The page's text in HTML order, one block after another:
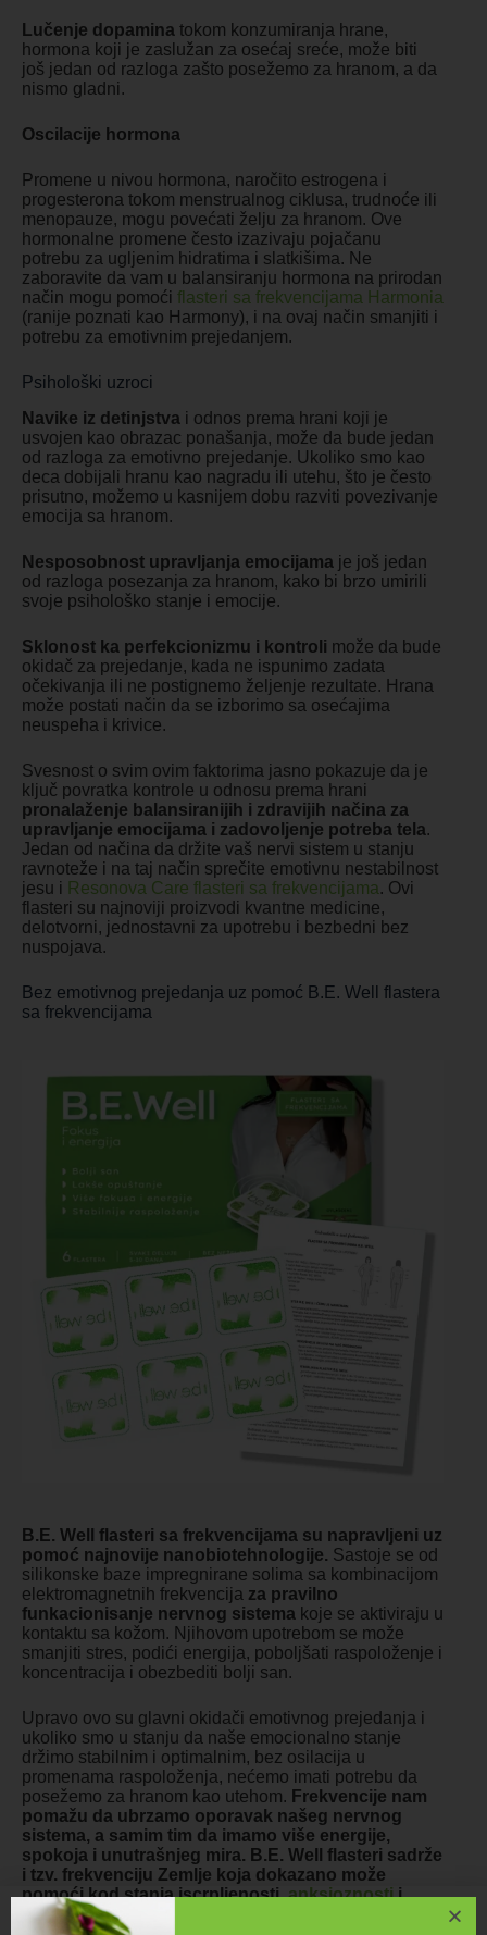
Lučenje dopamina tokom konzumiranja hrane,
hormona koji je zaslužan za osećaj sreće, može biti
još jedan od razloga zašto posežemo za hranom, a da
nismo gladni.
Oscilacije hormona
Promene u nivou hormona, naročito estrogena i
progesterona tokom menstrualnog ciklusa, trudnoće ili
menopauze, mogu povećati želju za hranom. Ove
hormonalne promene često izazivaju pojačanu
potrebu za ugljenim hidratima i slatkišima. Ne
zaboravite da vam u balansiranju hormona na prirodan
način mogu pomoći flasteri sa frekvencijama Harmonia
(ranije poznati kao Harmony), i na ovaj način smanjiti i
potrebu za emotivnim prejedanjem.
Psihološki uzroci
Navike iz detinjstva i odnos prema hrani koji je
usvojen kao obrazac ponašanja, može da bude jedan
od razloga za emotivno prejedanje. Ukoliko smo kao
deca dobijali hranu kao nagradu ili utehu, što je često
prisutno, možemo u kasnijem dobu razviti povezivanje
emocija sa hranom.
Nesposobnost upravljanja emocijama je još jedan
od razloga posezanja za hranom, kako bi brzo umirili
svoje psihološko stanje i emocije.
Sklonost ka perfekcionizmu i kontroli može da bude
okidač za prejedanje, kada ne ispunimo zadata
očekivanja ili ne postignemo željenje rezultate. Hrana
može postati način da se izborimo sa osećajima
neuspeha i krivice.
Svesnost o svim ovim faktorima jasno pokazuje da je
ključ povratka kontrole u odnosu prema hrani
pronalaženje balansiranijih i zdravijih načina za
upravljanje emocijama i zadovoljenje potreba tela.
Jedan od načina da držite vaš nervi sistem u stanju
ravnoteže i na taj način sprečite emotivnu nestabilnost
jesu i Resonova Care flasteri sa frekvencijama. Ovi
flasteri su najnoviji proizvodi kvantne medicine,
delotvorni, jednostavni za upotrebu i bezbedni bez
nuspojava.
Bez emotivnog prejedanja uz pomoć B.E. Well flastera
sa frekvencijama
B.E. Well flasteri sa frekvencijama su napravljeni uz
pomoć najnovije nanobiotehnologije. Sastoje se od
silikonske baze impregnirane solima sa kombinacijom
elektromagnetnih frekvencija za pravilno
funkacionisanje nervnog sistema koje se aktiviraju u
kontaktu sa kožom. Njihovom upotrebom se može
smanjiti stres, podići energija, poboljšati raspoloženje i
koncentracija i obezbediti bolji san.
Upravo ovo su glavni okidači emotivnog prejedanja i
ukoliko smo u stanju da naše emocionalno stanje
držimo stabilnim i optimalnim, bez osilacija u
promenama raspoloženja, nećemo imati potrebu da
posežemo za hranom kao utehom. Frekvencije nam
pomažu da ubrzamo oporavak našeg nervnog
sistema, a samim tim da imamo više energije,
spokoja i unutrašnjeg mira. B.E. Well flasteri sadrže
i tzv. frekvenciju Zemlje koja dokazano može
pomoći kod stanja iscrpljenosti,anksioznostii
uznemirenosti.